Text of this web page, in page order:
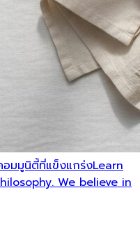
มมูนิตี้ที่แข็งแกร่งLearn
We believe in